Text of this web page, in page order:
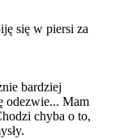
się w piersi za
bardziej
odezwie... Mam
chyba o to,